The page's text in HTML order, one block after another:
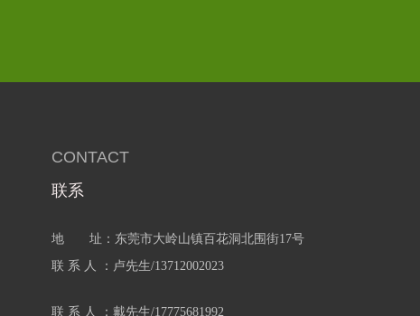
CONTACT
联系
地 址：东莞市大岭山镇百花洞北围街17号
联 系 人 ：卢先生/13712002023
联 系 人 ：戴先生/17775681992